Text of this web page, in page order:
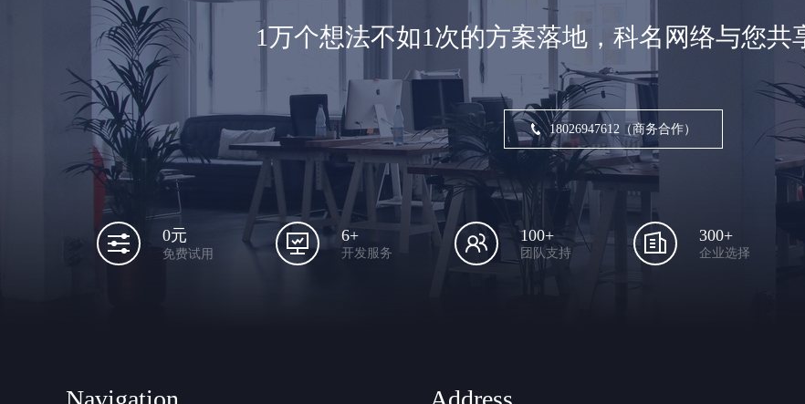
1万个想法不如1次的方案落地，科名网络与您共
18026947612（商务合作）
0元
免费试用
6+
开发服务
100+
团队支持
300+
企业选择